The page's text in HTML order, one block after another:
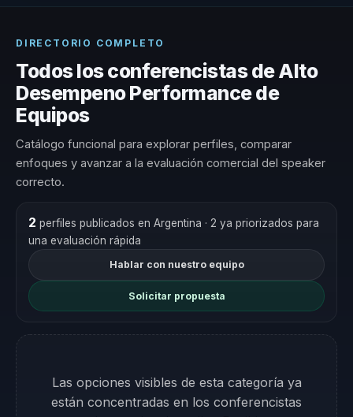
DIRECTORIO COMPLETO
Todos los conferencistas de Alto
Desempeno Performance de
Equipos
Catálogo funcional para explorar perfiles, comparar
enfoques y avanzar a la evaluación comercial del speaker
correcto.
2 perfiles publicados en Argentina · 2 ya priorizados para
una evaluación rápida
Hablar con nuestro equipo
Solicitar propuesta
Las opciones visibles de esta categoría ya
están concentradas en los conferencistas